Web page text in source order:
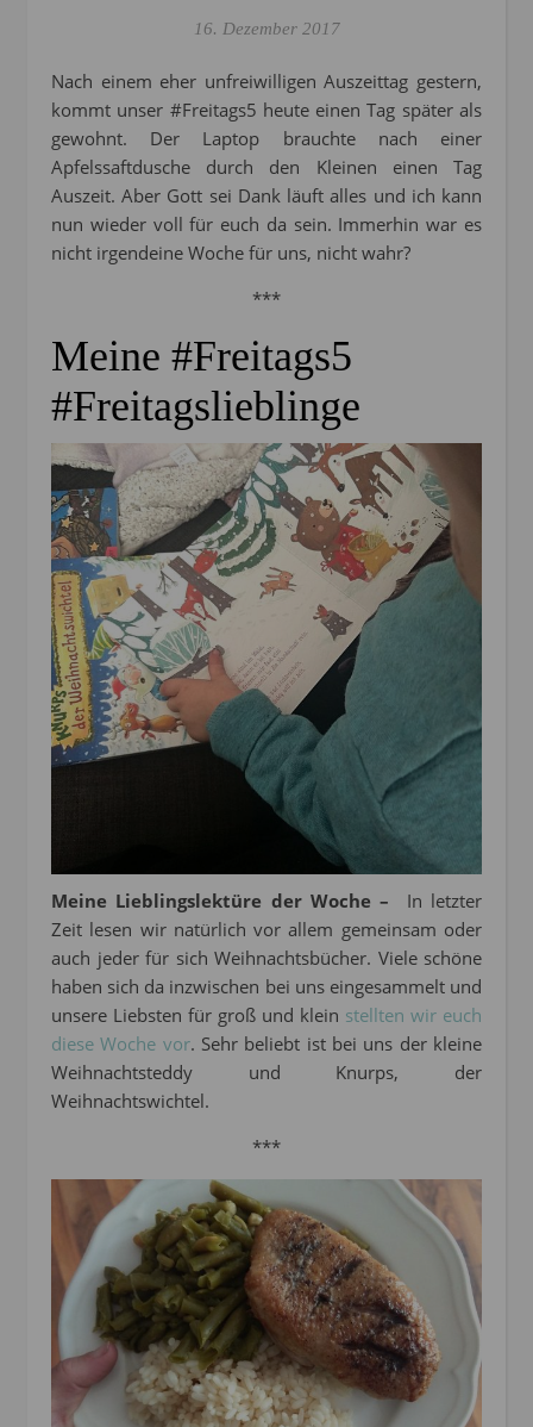
16. Dezember 2017
Nach einem eher unfreiwilligen Auszeittag gestern,
kommt unser #Freitags5 heute einen Tag später als
gewohnt. Der Laptop brauchte nach einer
Apfelssaftdusche durch den Kleinen einen Tag
Auszeit. Aber Gott sei Dank läuft alles und ich kann
nun wieder voll für euch da sein. Immerhin war es
nicht irgendeine Woche für uns, nicht wahr?
***
Meine #Freitags5
#Freitagslieblinge
Meine Lieblingslektüre der Woche – In letzter
Zeit lesen wir natürlich vor allem gemeinsam oder
auch jeder für sich Weihnachtsbücher. Viele schöne
haben sich da inzwischen bei uns eingesammelt und
unsere Liebsten für groß und klein stellten wir euch
diese Woche vor. Sehr beliebt ist bei uns der kleine
Weihnachtsteddy und Knurps, der
Weihnachtswichtel.
***